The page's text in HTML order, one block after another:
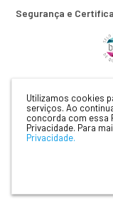
Utilizamos cookies
serviços. Ao
concorda com essa
Privacidade. Para
Privacidade.
Segurança e
Razão Social:
12.385.402.0001/30 |
JARDIM